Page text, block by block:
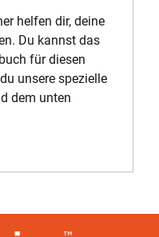
helfen dir, deine
Du kannst das
für diesen
unsere spezielle
dem unten